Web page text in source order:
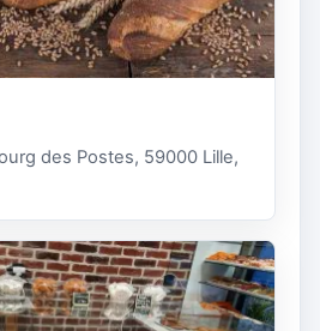
des Postes, 59000 Lille,